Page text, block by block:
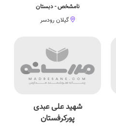
نامشخص - دبستان
گیلان رودسر
شهید علی عبدی
پورکرفستان